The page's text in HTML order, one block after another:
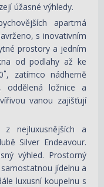
úžasné výhledy.
apartmá
s inovativním
prostory a jedním
od podlahy až ke
zatímco nádherně
oddělená ložnice a
vanou zajišťují
nejluxusnějších a
Silver Endeavour.
výhled. Prostorný
jídelnu a
luxusní koupelnu s